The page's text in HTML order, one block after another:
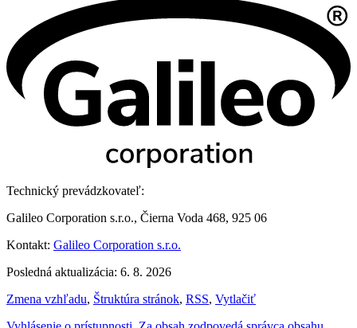
Technický prevádzkovateľ:
Galileo Corporation s.r.o., Čierna Voda 468, 925 06
Kontakt: Galileo Corporation s.r.o.
Posledná aktualizácia: 6. 8. 2026
Zmena vzhľadu, Štruktúra stránok, RSS, Vytlačiť